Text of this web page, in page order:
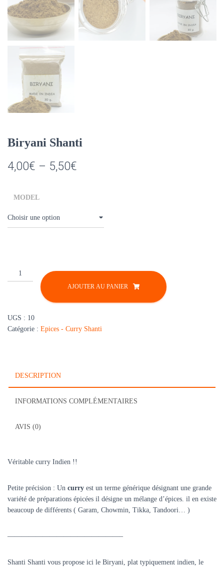
Biryani Shanti
4,00€ – 5,50€
MODEL
quantité
de
AJOUTER AU PANIER
UGS : 10
Catégorie : Epices - Curry Shanti
DESCRIPTION
INFORMATIONS COMPLÉMENTAIRES
AVIS (0)
Véritable curry Indien !!
Petite précision : Un curry est un terme générique désignant une grande
variété de préparations épicées il désigne un mélange d’épices. il en existe
beaucoup de différents ( Garam, Chowmin, Tikka, Tandoori… )
————————————————–
Shanti Shanti vous propose ici le Biryani, plat typiquement indien, le